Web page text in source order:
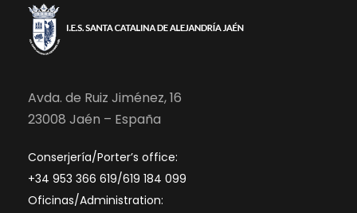
Avda. de Ruiz Jiménez, 16
23008 Jaén – España
Conserjería/Porter’s office:
+34 953 366 619/619 184 099
Oficinas/Administration: